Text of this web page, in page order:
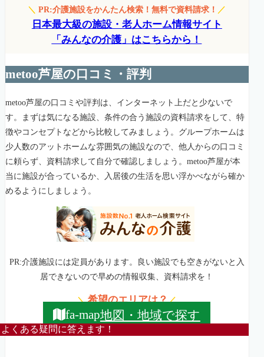
＼PR:介護施設をかんたん検索！無料で資料請求！ ／
日本最大級の施設・老人ホーム情報サイト
「みんなの介護」はこちらから！
metoo芦屋の口コミ・評判
metoo芦屋の口コミや評判は、インターネット上だと少ないで
す。まずは気になる施設、条件の合う施設の資料請求をして、特
徴やコンセプトなどから比較してみましょう。グループホームは
少人数のアットホームな雰囲気の施設なので、他人からの口コミ
に頼らず、資料請求して自分で確認しましょう。metoo芦屋が本
当に施設が合っているか、入居後の生活を思い浮かべながら確か
めるようにしましょう。
PR:介護施設には定員があります。良い施設でも空きがないと入
居できないので早めの情報収集、資料請求を！
＼希望のエリアは？／
fa-map地図・地域で探す
よくある疑問に答えます！